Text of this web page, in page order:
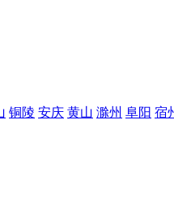
铜陵 安庆 黄山 滁州 阜阳 宿